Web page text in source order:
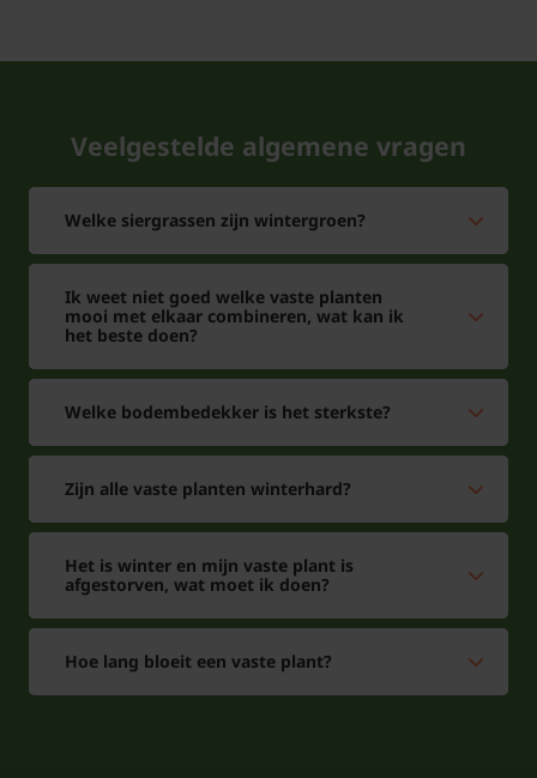
Veelgestelde algemene vragen
Welke siergrassen zijn wintergroen?
Ik weet niet goed welke vaste planten
mooi met elkaar combineren, wat kan ik
het beste doen?
Welke bodembedekker is het sterkste?
Zijn alle vaste planten winterhard?
Het is winter en mijn vaste plant is
afgestorven, wat moet ik doen?
Hoe lang bloeit een vaste plant?